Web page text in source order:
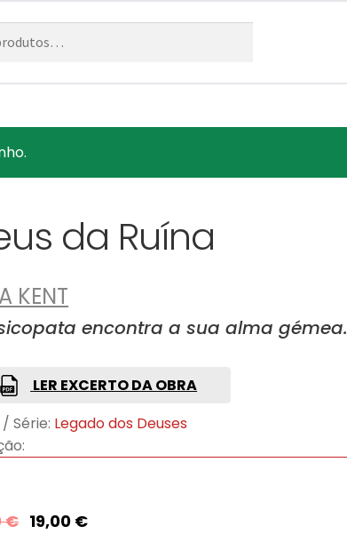
da Ruína
KENT
encontra a sua alma gémea.
LER EXCERTO DA OBRA
Série: Legado dos Deuses
€ 19,00 €